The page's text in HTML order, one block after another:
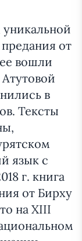
уникальной
от
вошли
в
Тексты
язык с
г. книга
от Бирху
на XIII